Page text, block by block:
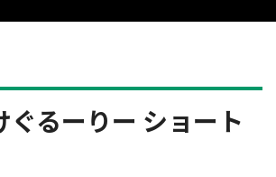
ぐるーりー ショート